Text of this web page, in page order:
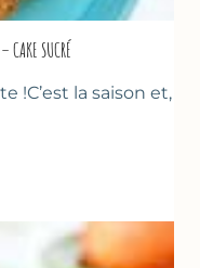
CAKE SUCRÉ
!C’est la saison et,